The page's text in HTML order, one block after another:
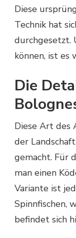
Diese
Technik hat
durchgesetzt.
können, ist es
Die
Diese Art des
der
gemacht. Für
man einen
Variante ist
Spinnfischen,
befindet sich